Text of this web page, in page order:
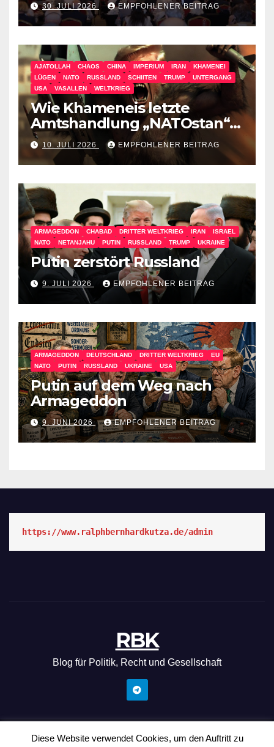
30. JULI 2026 EMPFOHLENER BEITRAG
AJATOLLAH CHAOS CHINA IMPERIUM IRAN
KHAMENEI
LÜGEN
NATO RUSSLAND SCHIITEN TRUMP
UNTERGANG
USA
VASALLEN WELTKRIEG
Wie Khameneis letzte
Amtshandlung „NATOstan“
besiegt
10. JULI 2026 EMPFOHLENER BEITRAG
ARMAGEDDON CHABAD DRITTER WELTKRIEG IRAN
ISRAEL
NATO
NETANJAHU PUTIN RUSSLAND TRUMP UKRAINE
Putin zerstört Russland
9. JULI 2026 EMPFOHLENER BEITRAG
ARMAGEDDON DEUTSCHLAND DRITTER WELTKRIEG
EU
NATO
PUTIN RUSSLAND UKRAINE USA
Putin auf dem Weg nach
Armageddon
9. JUNI 2026 EMPFOHLENER BEITRAG
https://www.ralphbernhardkutza.de/admin
RBK
Blog für Politik, Recht und Gesellschaft
Mit Stolz präsentiert von WordPress|Theme: News Hunt von
Diese Website verwendet Cookies, um den Auftritt zu